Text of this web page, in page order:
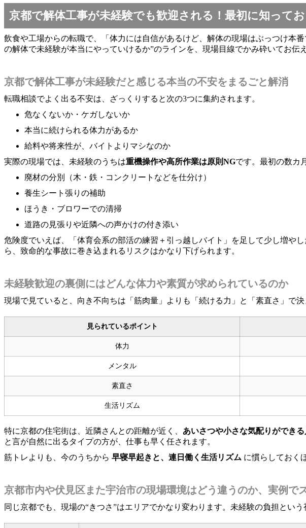
京都で解体工事が未経験でも歓迎される！最初に知って
飲食や工場からの転職で、「体力には自信があるけど、解体の現場はぶっつけ本
の解体で未経験が本当にやっていけるか”のラインを、現場目線でかみ砕いてお伝
京都で解体工事が未経験だと感じる本当の不安をまるごと解消
転職相談でよく出る不安は、ざっくりすると次の3つに集約されます。
危なくないか・ケガしないか
本当に続けられる体力があるか
給料や将来性が、バイトよりマシなのか
実際の現場では、未経験のうちは重機操作や高所作業は原則NGです。最初の数カ
廃材の分別（木・鉄・コンクリートなどを仕分け）
養生シート張りの補助
ほうき・ブロワーでの清掃
道路の見張りや近隣への声かけの付き添い
危険度でいえば、「体育会系の部活の練習＋引っ越しバイト」を足して少し増や
ら、致命的な事故に巻き込まれるリスクはかなり下げられます。
未経験歓迎の裏側にはどんな体力や素質が求められているのか
現場で見ていると、向き不向ちは「筋肉量」よりも「続ける力」と「素直さ」で
見られているポイント
体力
メンタル
素直さ
生活リズム
特に京都の住宅街は、近隣さんとの距離が近く、 あいさつや小さな気配りができ
と言が自然に出るタイプの方が、仕事も早く任されます。
筋トレよりも、今のうちから 早寝早起きと、連日働く生活リズム に慣らしておく
京都市内や伏見区また宇治市の現場環境はどう違うのか、実例で
同じ京都でも、現場の“きつさ”はエリアでかなり変わります。未経験の負担とい